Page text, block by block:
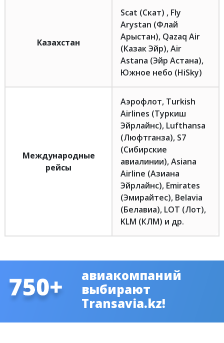
Казахстан
Scat (Скат) , Fly
Arystan (Флай
Арыстан), Qazaq Air
(Казак Эйр), Air
Astana (Эйр Астана),
Южное небо (HiSky)
Международные
рейсы
Аэрофлот, Turkish
Airlines (Туркиш
Эйрлайнс), Lufthansa
(Люфтганза), S7
(Сибирские
авиалинии), Asiana
Airline (Азиана
Эйрлайнс), Emirates
(Эмирайтес), Belavia
(Белавиа), LOT (Лот),
KLM (КЛМ) и др.
авиакомпаний
выбирают
Transavia.kz!